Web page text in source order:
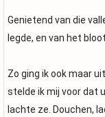
Genietend van die
legde, en van het
Zo ging ik ook maar
stelde ik mij voor dat
lachte ze. Douchen,